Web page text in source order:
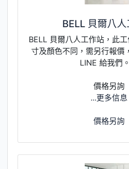
BELL 貝爾八
BELL 貝爾八人工作站，此
寸及顏色不同，需另行報價
LINE 給我們
價格另詢
...更多信息
價格另詢